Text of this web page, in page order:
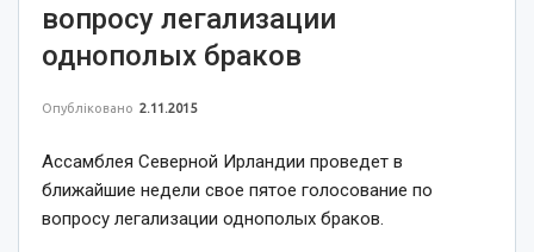
вопросу легализации
однополых браков
Опубліковано 2.11.2015
Ассамблея Северной Ирландии проведет в
ближайшие недели свое пятое голосование по
вопросу легализации однополых браков.